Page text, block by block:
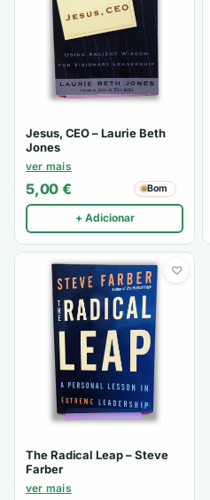
Jesus, CEO – Laurie Beth
Jones
ver mais
5,00 € Bom
+ Adicionar
♡
The Radical Leap – Steve
Farber
ver mais